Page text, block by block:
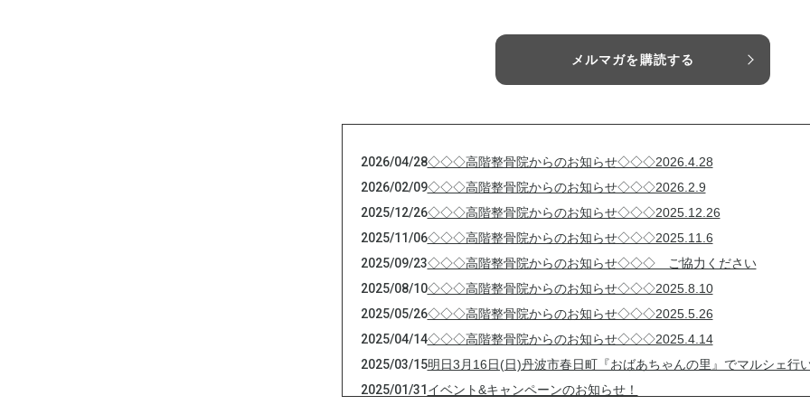
メルマガを購読する
2026/04/28◇◇◇高階整骨院からのお知らせ◇◇◇2026.4.28
2026/02/09◇◇◇高階整骨院からのお知らせ◇◇◇2026.2.9
2025/12/26◇◇◇高階整骨院からのお知らせ◇◇◇2025.12.26
2025/11/06◇◇◇高階整骨院からのお知らせ◇◇◇2025.11.6
2025/09/23◇◇◇高階整骨院からのお知らせ◇◇◇ ご協力ください
2025/08/10◇◇◇高階整骨院からのお知らせ◇◇◇2025.8.10
2025/05/26◇◇◇高階整骨院からのお知らせ◇◇◇2025.5.26
2025/04/14◇◇◇高階整骨院からのお知らせ◇◇◇2025.4.14
2025/03/15明日3月16日(日)丹波市春日町『おばあちゃんの里』でマルシェ行
2025/01/31 イベント&キャンペーンのお知らせ！